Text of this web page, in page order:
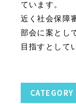
ています。
近く社会保障
部会に案とし
目指すとして
CATEGORY